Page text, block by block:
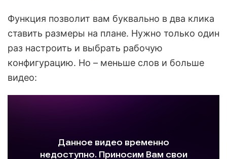
Функция позволит вам буквально в два клика
ставить размеры на плане. Нужно только один
раз настроить и выбрать рабочую
конфигурацию. Но – меньше слов и больше
видео: